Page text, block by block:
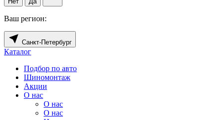
Ваш регион:
Санкт-Петербург
Каталог
Подбор по авто
Шиномонтаж
Акции
О нас
О нас
О нас